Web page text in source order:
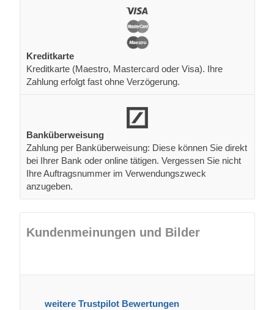
Kreditkarte
Kreditkarte (Maestro, Mastercard oder Visa). Ihre
Zahlung erfolgt fast ohne Verzögerung.
Banküberweisung
Zahlung per Banküberweisung: Diese können Sie direkt
bei Ihrer Bank oder online tätigen. Vergessen Sie nicht
Ihre Auftragsnummer im Verwendungszweck
anzugeben.
Kundenmeinungen und Bilder
weitere Trustpilot Bewertungen